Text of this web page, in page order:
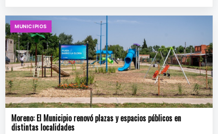
MUNICIPIOS
Moreno: El Municipio renovó plazas y espacios públicos en
distintas localidades